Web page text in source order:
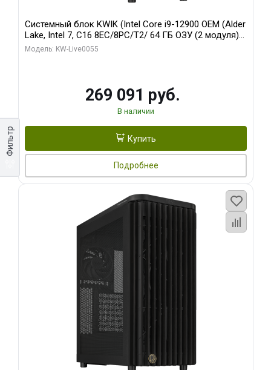
Фильтр
Системный блок KWIK (Intel Core i9-12900 OEM (Alder
Lake, Intel 7, C16 8EC/8PC/T2/ 64 ГБ ОЗУ (2 модуля)/
MSI RTX5080 SHADOW 3X OC 16GB GDDR7 256bit 3xDP
Модель: KW-Live0055
269 091 руб.
В наличии
Купить
Подробнее